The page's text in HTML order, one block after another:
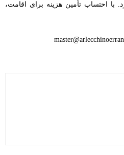
هرکدام وجود دارد. با احتساب تأمین هزینه برای اقامت،